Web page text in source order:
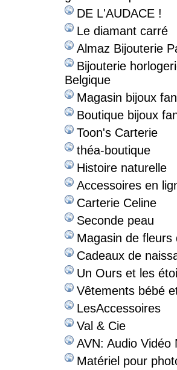
DE L'AUDACE !
Le diamant carré
Almaz Bijouterie
Bijouterie
Belgique
Magasin bijoux
Boutique bijoux
Toon's Carterie
théa-boutique
Histoire naturelle
Accessoires en
Carterie Celine
Seconde peau
Magasin de fleurs
Cadeaux de
Un Ours et les
Vêtements bébé
LesAccessoires
Val & Cie
AVN: Audio Vidéo
Matériel pour